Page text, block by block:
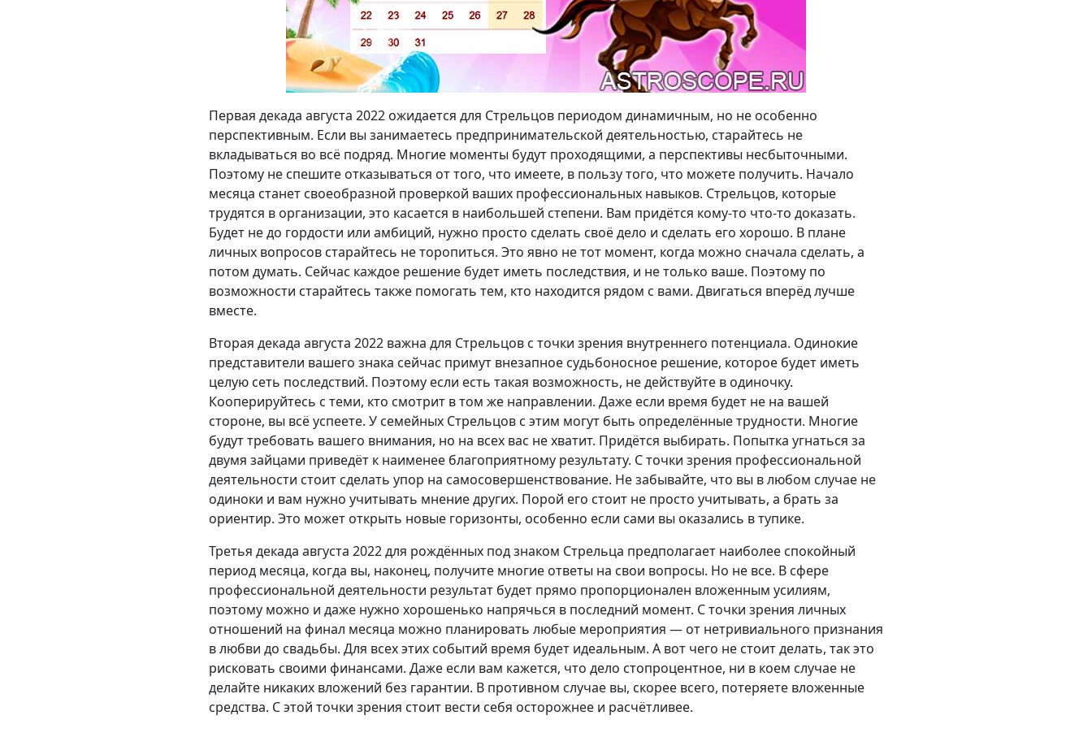
Первая декада августа 2022 ожидается для Стрельцов периодом динамичным, но не особенно
перспективным. Если вы занимаетесь предпринимательской деятельностью, старайтесь не
вкладываться во всё подряд. Многие моменты будут проходящими, а перспективы несбыточными.
Поэтому не спешите отказываться от того, что имеете, в пользу того, что можете получить. Начало
месяца станет своеобразной проверкой ваших профессиональных навыков. Стрельцов, которые
трудятся в организации, это касается в наибольшей степени. Вам придётся кому-то что-то доказать.
Будет не до гордости или амбиций, нужно просто сделать своё дело и сделать его хорошо. В плане
личных вопросов старайтесь не торопиться. Это явно не тот момент, когда можно сначала сделать, а
потом думать. Сейчас каждое решение будет иметь последствия, и не только ваше. Поэтому по
возможности старайтесь также помогать тем, кто находится рядом с вами. Двигаться вперёд лучше
вместе.
Вторая декада августа 2022 важна для Стрельцов с точки зрения внутреннего потенциала. Одинокие
представители вашего знака сейчас примут внезапное судьбоносное решение, которое будет иметь
целую сеть последствий. Поэтому если есть такая возможность, не действуйте в одиночку.
Кооперируйтесь с теми, кто смотрит в том же направлении. Даже если время будет не на вашей
стороне, вы всё успеете. У семейных Стрельцов с этим могут быть определённые трудности. Многие
будут требовать вашего внимания, но на всех вас не хватит. Придётся выбирать. Попытка угнаться за
двумя зайцами приведёт к наименее благоприятному результату. С точки зрения профессиональной
деятельности стоит сделать упор на самосовершенствование. Не забывайте, что вы в любом случае не
одиноки и вам нужно учитывать мнение других. Порой его стоит не просто учитывать, а брать за
ориентир. Это может открыть новые горизонты, особенно если сами вы оказались в тупике.
Третья декада августа 2022 для рождённых под знаком Стрельца предполагает наиболее спокойный
период месяца, когда вы, наконец, получите многие ответы на свои вопросы. Но не все. В сфере
профессиональной деятельности результат будет прямо пропорционален вложенным усилиям,
поэтому можно и даже нужно хорошенько напрячься в последний момент. С точки зрения личных
отношений на финал месяца можно планировать любые мероприятия — от нетривиального признания
в любви до свадьбы. Для всех этих событий время будет идеальным. А вот чего не стоит делать, так это
рисковать своими финансами. Даже если вам кажется, что дело стопроцентное, ни в коем случае не
делайте никаких вложений без гарантии. В противном случае вы, скорее всего, потеряете вложенные
средства. С этой точки зрения стоит вести себя осторожнее и расчётливее.